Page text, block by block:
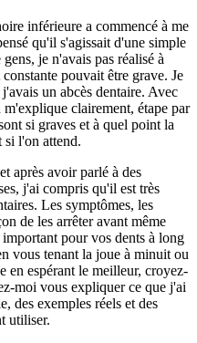
inférieure a commencé à me
qu'il s'agissait d'une simple
je n'avais pas réalisé à
pouvait être grave. Je
un abcès dentaire. Avec
clairement, étape par
si graves et à quel point la
si l'on attend.
après avoir parlé à des
j'ai compris qu'il est très
Les symptômes, les
de les arrêter avant même
pour vos dents à long
vous tenant la joue à minuit ou
en espérant le meilleur, croyez-
moi vous expliquer ce que j'ai
des exemples réels et des
utiliser.